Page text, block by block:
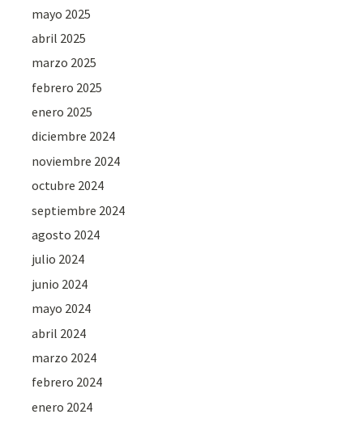
mayo 2025
abril 2025
marzo 2025
febrero 2025
enero 2025
diciembre 2024
noviembre 2024
octubre 2024
septiembre 2024
agosto 2024
julio 2024
junio 2024
mayo 2024
abril 2024
marzo 2024
febrero 2024
enero 2024